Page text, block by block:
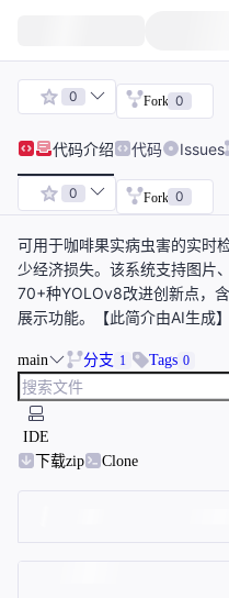
0 Fork 0
代码介绍 代码 Issues
0 Fork 0
可用于咖啡果实病虫害的实时
少经济损失。该系统支持图片
70+种YOLOv8改进创新点，
展示功能。【此简介由AI生成】
main 分支 1 Tags 0
IDE
下载zip
Clone